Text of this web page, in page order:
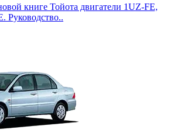
книге Тойота двигатели 1UZ-FE,
Руководство..